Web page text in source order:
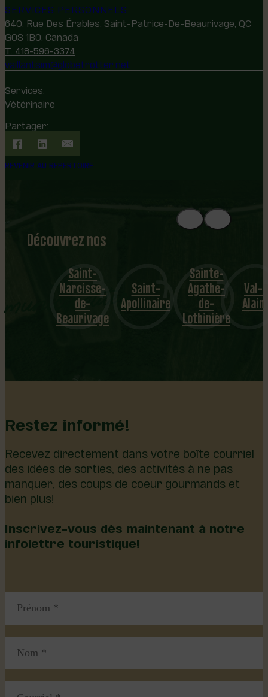
SERVICES PERSONNELS
640, Rue Des Érables, Saint-Patrice-De-Beaurivage, QC
G0S 1B0, Canada
T. 418-596-3374
vaillantsim@globetrotter.net
Services:
Vétérinaire
Partager:
REVENIR AU RÉPERTOIRE
Découvrez nos
1
8
mu
nicipalités
Saint-
Narcisse-
de-
Beaurivage
Saint-
Apollinaire
Sainte-
Agathe-
de-
Lotbinière
Val-
Alain
Restez informé!
Recevez directement dans votre boîte courriel
des idées de sorties, des activités à ne pas
manquer, des coups de coeur gourmands et
bien plus!
Inscrivez-vous dès maintenant à notre
infolettre touristique!